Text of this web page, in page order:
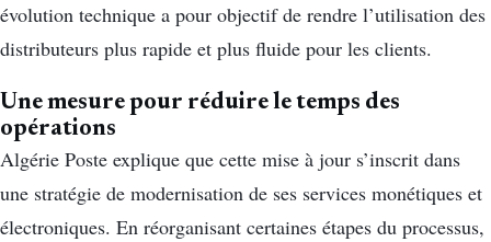
évolution technique a pour objectif de rendre l’utilisation des
distributeurs plus rapide et plus fluide pour les clients.
Une mesure pour réduire le temps des
opérations
Algérie Poste explique que cette mise à jour s’inscrit dans
une stratégie de modernisation de ses services monétiques et
électroniques. En réorganisant certaines étapes du processus,